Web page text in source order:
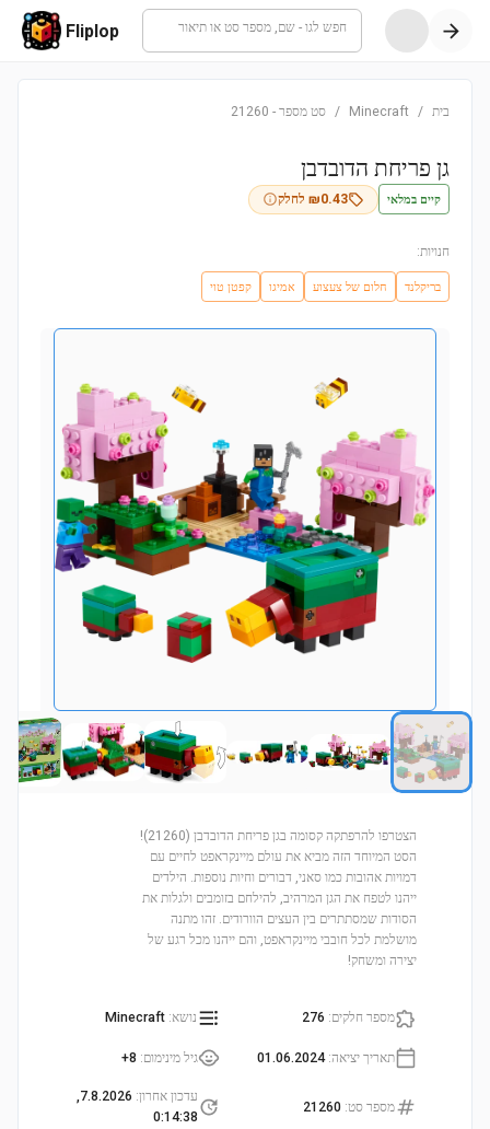
חפש לגו - שם, מספר סט או תיאור Fliplop
בית /
Minecraft
/ סט מספר -
21260
גן פריחת הדובדבן
קיים במלאי ₪0.43 לחלק
חנויות:
בריקלנד חלום של צעצוע אמיגו קפטן טוי
הצטרפו להרפתקה קסומה בגן פריחת הדובדבן (21260)!
הסט המיוחד הזה מביא את עולם מיינקראפט לחיים עם
דמויות אהובות כמו סאני, דבורים וחיות נוספות. הילדים
ייהנו לטפח את הגן המרהיב, להילחם בזומבים ולגלות את
הסודות שמסתתרים בין העצים הוורודים. זהו מתנה
מושלמת לכל חובבי מיינקראפט, והם ייהנו מכל רגע של
יצירה ומשחק!
מספר חלקים:
276 נושא:
Minecraft
תאריך יציאה:
01.06.2024 גיל מינימום:
8+
מספר סט:
21260
עדכון אחרון:
7.8.2026,
0:14:38